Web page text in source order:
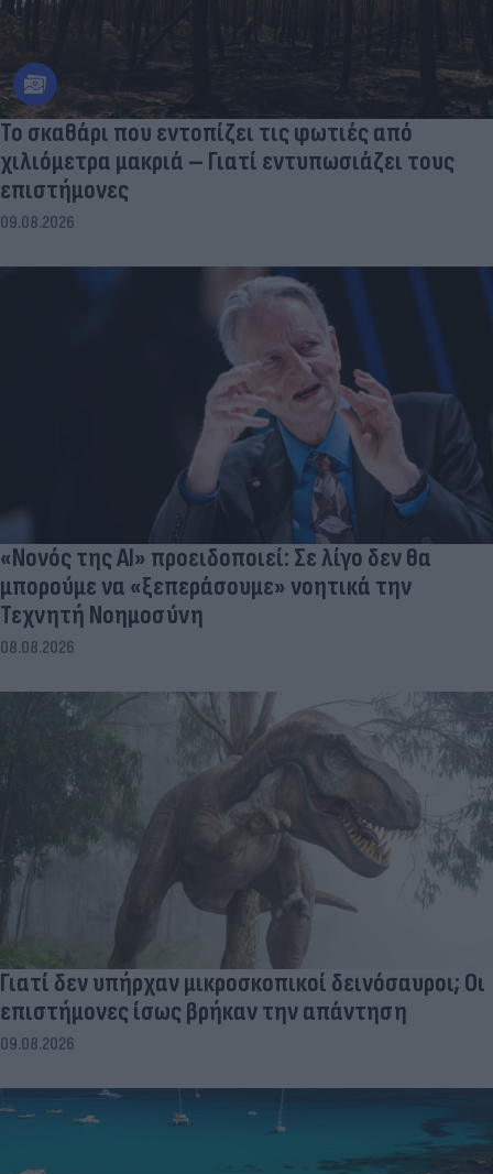
Το σκαθάρι που εντοπίζει τις φωτιές από
χιλιόμετρα μακριά – Γιατί εντυπωσιάζει τους
επιστήμονες
09.08.2026
«Νονός της AI» προειδοποιεί: Σε λίγο δεν θα
μπορούμε να «ξεπεράσουμε» νοητικά την
Τεχνητή Νοημοσύνη
08.08.2026
Γιατί δεν υπήρχαν μικροσκοπικοί δεινόσαυροι; Οι
επιστήμονες ίσως βρήκαν την απάντηση
09.08.2026